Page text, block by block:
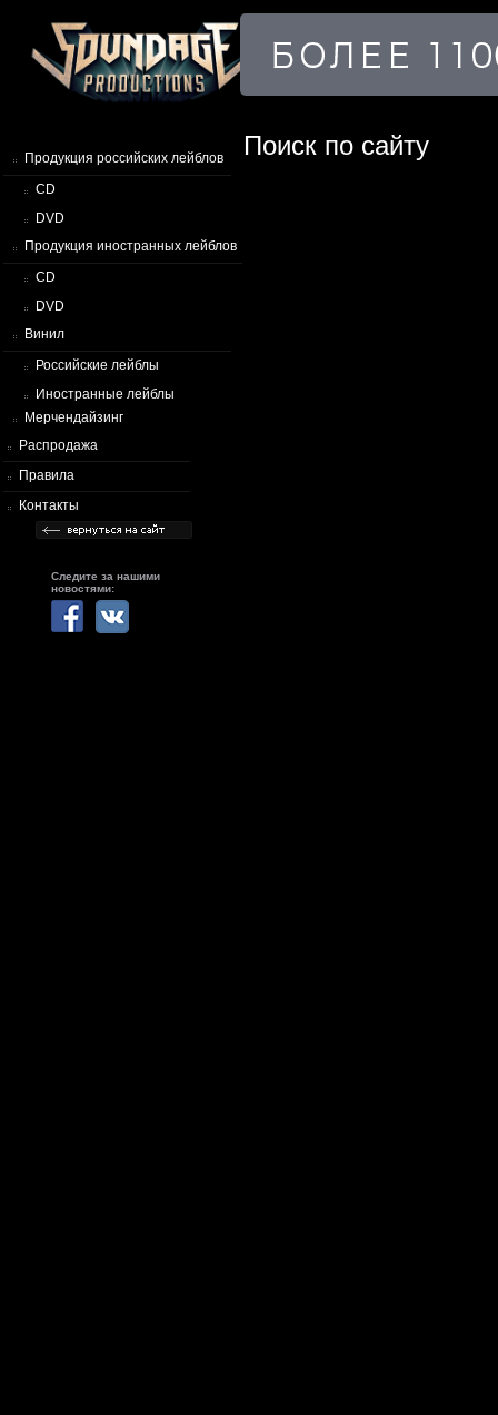
Продукция российских лейблов
CD
DVD
Продукция иностранных лейблов
CD
DVD
Винил
Российские лейблы
Иностранные лейблы
Мерчендайзинг
Распродажа
Правила
Контакты
Следите за нашими
новостями:
Поиск по сайту